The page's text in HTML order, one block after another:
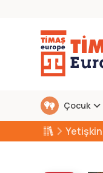
Çocuk
Yetişkin